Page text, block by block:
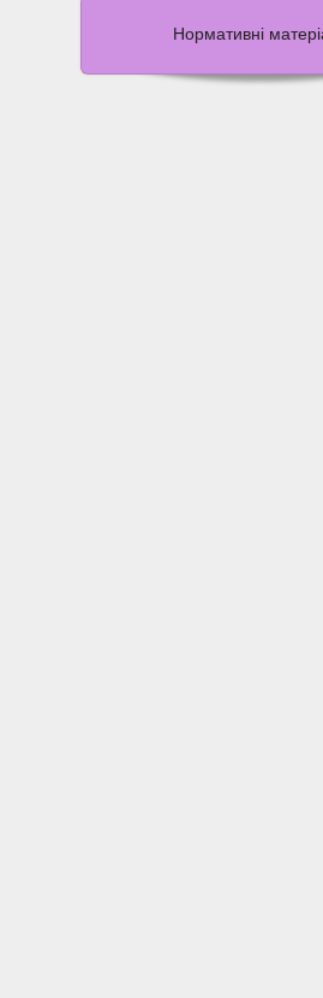
Нормативні